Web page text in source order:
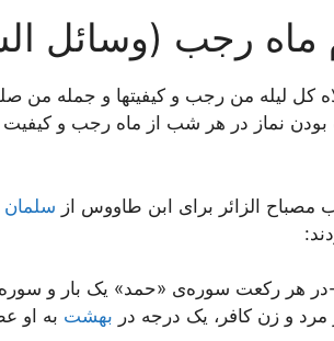
رجب (وسائل
کل لیله من رجب و کیفیتها و جمله من
بودن نماز در هر شب از ماه رجب و کیفیت
مصباح الزائر برای ابن طاووس از
هر رکعت سوره‌ى «حمد» یک بار و
مرد و زن کافر، یک درجه در بهشت به او